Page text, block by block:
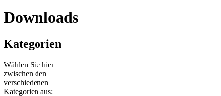
Borbecker Weinfest und großes Oldtimertreffen laden vom 3. bis 5.
Herzlich willkommen…
Downloads
Kategorien
Wählen Sie hier
zwischen den
verschiedenen
Kategorien aus: